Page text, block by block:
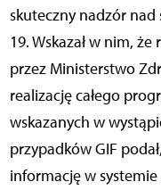
skuteczny nadzór nad
19. Wskazał w nim,
przez Ministerstwo
realizację całego
wskazanych w
przypadków GIF
informację w